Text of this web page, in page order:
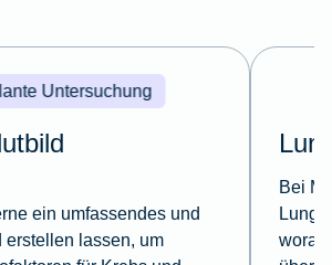
Untersuchung
ein umfassendes und
lassen, um
Bei